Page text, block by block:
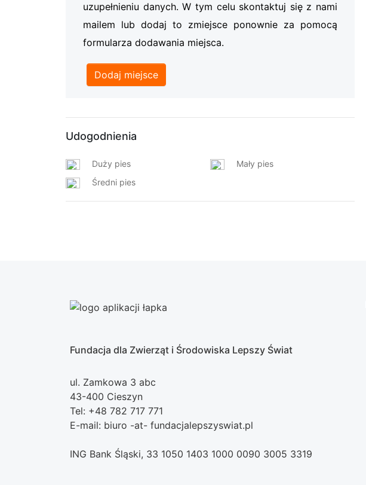
uzupełnieniu danych. W tym celu skontaktuj się z nami
mailem lub dodaj to zmiejsce ponownie za pomocą
formularza dodawania miejsca.
Dodaj miejsce
Udogodnienia
Duży pies
Mały pies
Średni pies
Fundacja dla Zwierząt i Środowiska Lepszy Świat
ul. Zamkowa 3 abc
43-400 Cieszyn
Tel: +48 782 717 771
E-mail: biuro -at- fundacjalepszyswiat.pl
ING Bank Śląski, 33 1050 1403 1000 0090 3005 3319